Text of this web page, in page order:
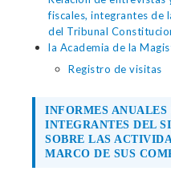
fiscales, integrantes de
del Tribunal
la Academia de la
Registro de visitas
INFORMES
INTEGRANTES DEL
SOBRE LAS
MARCO DE SUS